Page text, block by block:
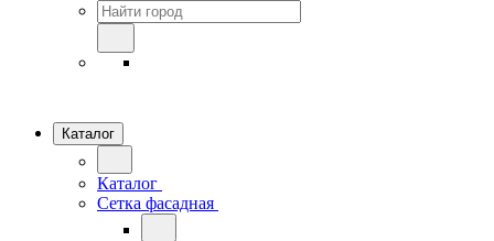
Каталог
Каталог
Сетка фасадная